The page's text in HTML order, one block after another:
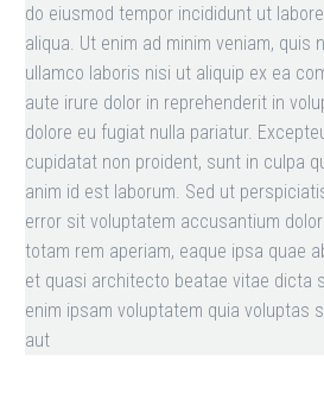
do eiusmod tempor incididunt ut
aliqua. Ut enim ad minim veniam, quis
ullamco laboris nisi ut aliquip ex ea
aute irure dolor in reprehenderit in
dolore eu fugiat nulla pariatur.
cupidatat non proident, sunt in culpa
anim id est laborum. Sed ut
error sit voluptatem accusantium
totam rem aperiam, eaque ipsa quae
et quasi architecto beatae vitae dicta
enim ipsam voluptatem quia voluptas
aut